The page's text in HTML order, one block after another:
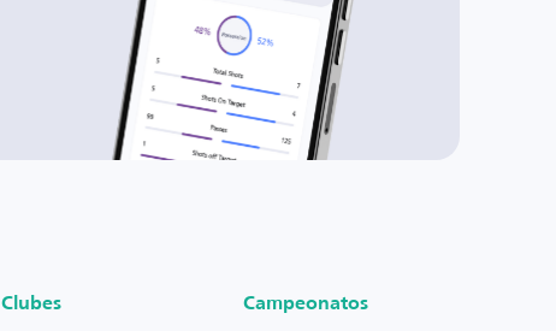
Clubes Campeonatos